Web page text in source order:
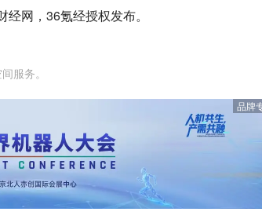
网，36氪经授权发布。
服务。
品牌